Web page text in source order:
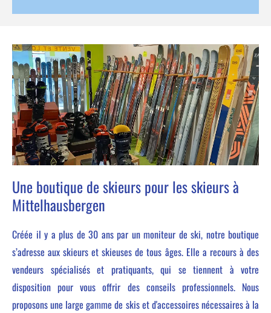
Une boutique de skieurs pour les skieurs à
Mittelhausbergen
Créée il y a plus de 30 ans par un moniteur de ski, notre boutique
s’adresse aux skieurs et skieuses de tous âges. Elle a recours à des
vendeurs spécialisés et pratiquants, qui se tiennent à votre
disposition pour vous offrir des conseils professionnels. Nous
proposons une large gamme de skis et d'accessoires nécessaires à la